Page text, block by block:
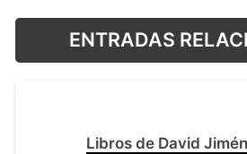
ENTRADAS
Libros de David